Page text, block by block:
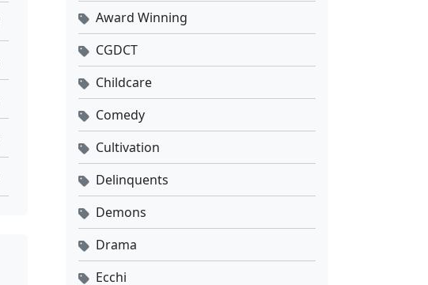
Award Winning
CGDCT
Childcare
Comedy
Cultivation
Delinquents
Demons
Drama
Ecchi